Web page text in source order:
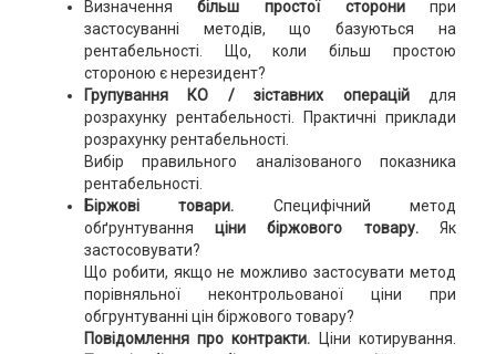
Визначеннябільш простої сторонипри
застосуванні методів, що базуються на
рентабельності. Що, коли більш простою
стороною є нерезидент?
Групування КО / зіставних операційдля
розрахунку рентабельності. Практичні приклади
розрахунку рентабельності.
Вибір правильного аналізованого показника
рентабельності.
Біржові товари. Специфічний метод
обґрунтування ціни біржового товару.Як
застосовувати?
Що робити, якщо не можливо застосувати метод
порівняльної неконтрольованої ціни при
обгрунтуванні цін біржового товару?
Повідомлення про контракти.
Ціни котирування.